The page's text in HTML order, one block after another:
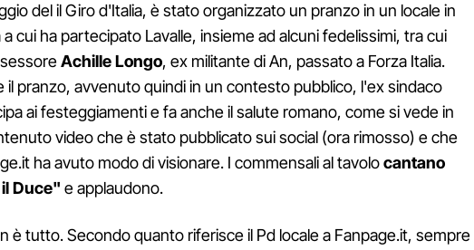
del il Giro d'Italia, è stato organizzato un pranzo in un locale in
a cui ha partecipato Lavalle, insieme ad alcuni fedelissimi, tra cui
Achille Longo, ex militante di An, passato a Forza Italia.
il pranzo, avvenuto quindi in un contesto pubblico, l'ex sindaco
ai festeggiamenti e fa anche il salute romano, come si vede in
video che è stato pubblicato sui social (ora rimosso) e che
ha avuto modo di visionare. I commensali al tavolocantano
Duce" e applaudono.
è tutto. Secondo quanto riferisce il Pd locale a Fanpage.it, sempre